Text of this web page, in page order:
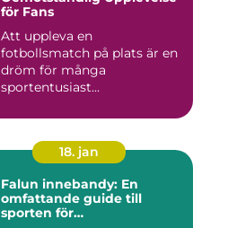
för Fans
Att uppleva en
fotbollsmatch på plats är en
dröm för många
sportentusiast...
18. jan
Falun innebandy: En
omfattande guide till
sporten för